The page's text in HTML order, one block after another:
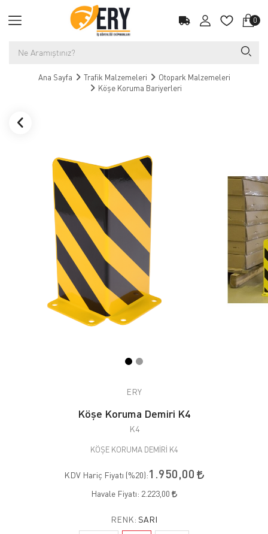
0
Ana Sayfa Trafik Malzemeleri
Otopark Malzemeleri
Köşe Koruma Bariyerleri
ERY
Köşe Koruma Demiri K4
K4
KÖŞE KORUMA DEMİRİ K4
KDV Hariç Fiyatı (%20):1.950,00
Havale Fiyatı: 2.223,00
RENK: SARI